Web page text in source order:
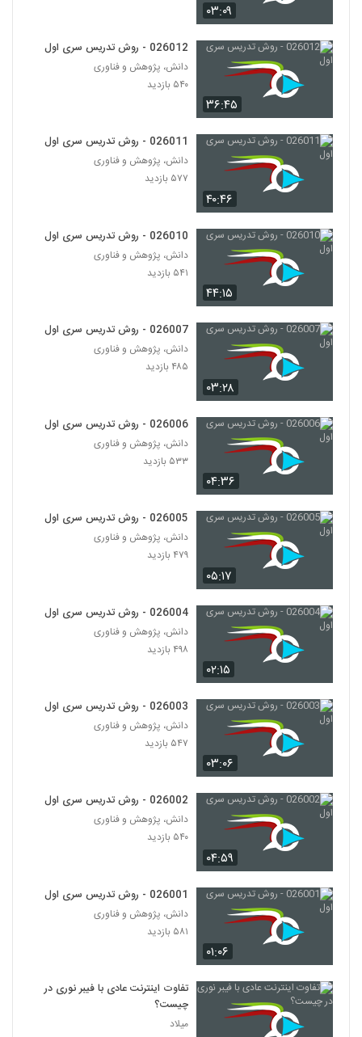
21
026021 - ارائه موثر (9)
026022 - ارائه موثر (10)
۴۶۸ بازدید
026023 - ارائه موثر (11)
24
026024 - ارائه موثر (12)
۵۳۲ بازدید
026025 - ارائه موثر (13)
۳۷۹ بازدید
026026 - Developing the 4 C's
through PBL
27
Inspiring the Students of the Future
026028 - Andragogy: 1.The Adult
Learner
026029 - Andragogy:
2.Characteristics of the Adult
Learner
30
for Instruction
31
Pedagogy (A Comparison of
026032 - Andragogy: 5.Andragogy vs
Pedagogy (A Comparison of
Process)
۲۷۷ بازدید
33
026033 - Neuroscience and learning
workshop
Strategies for Teaching from the
026035 - Waking Up From
PowerPoint Induced Sleep
۲۸۰ بازدید
36
026036 - Dealing With Cheating and
Plagarism
۰۳:۰۹
۳۶:۴۵
026012 - روش تدریس سری اول
دانش، پژوهش و فناوری
۵۴۰ بازدید
۴۰:۴۶
026011 - روش تدریس سری اول
دانش، پژوهش و فناوری
۵۷۷ بازدید
۴۴:۱۵
026010 - روش تدریس سری اول
دانش، پژوهش و فناوری
۵۴۱ بازدید
۰۳:۲۸
026007 - روش تدریس سری اول
دانش، پژوهش و فناوری
۴۸۵ بازدید
۰۴:۳۶
026006 - روش تدریس سری اول
دانش، پژوهش و فناوری
۵۳۳ بازدید
۰۵:۱۷
026005 - روش تدریس سری اول
دانش، پژوهش و فناوری
۴۷۹ بازدید
۰۲:۱۵
026004 - روش تدریس سری اول
دانش، پژوهش و فناوری
۴۹۸ بازدید
۰۳:۰۶
026003 - روش تدریس سری اول
دانش، پژوهش و فناوری
۵۴۷ بازدید
۰۴:۵۹
026002 - روش تدریس سری اول
دانش، پژوهش و فناوری
۵۴۰ بازدید
۰۱:۰۶
026001 - روش تدریس سری اول
دانش، پژوهش و فناوری
۵۸۱ بازدید
تفاوت اینترنت عادی با فیبر نوری در
چیست؟
میلاد